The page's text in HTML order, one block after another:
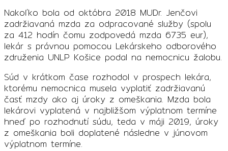
Nakoľko bola od októbra 2018 MUDr. Jenčovi
zadržiavaná mzda za odpracované služby (spolu
za 412 hodín čomu zodpovedá mzda 6735 eur),
lekár s právnou pomocou Lekárskeho odborového
združenia UNLP Košice podal na nemocnicu žalobu.
Súd v krátkom čase rozhodol v prospech lekára,
ktorému nemocnica musela vyplatiť zadržiavanú
časť mzdy ako aj úroky z omeškania. Mzda bola
lekárovi vyplatená v najbližšom výplatnom termíne
hneď po rozhodnutí súdu, teda v máji 2019, úroky
z omeškania boli doplatené následne v júnovom
výplatnom termíne.